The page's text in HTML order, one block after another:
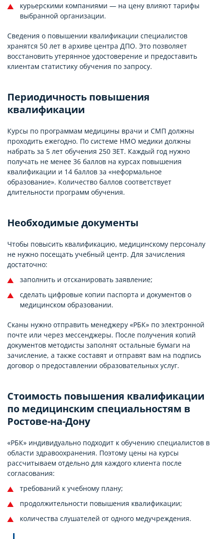
курьерскими компаниями — на цену влияют тарифы
выбранной организации.
Сведения о повышении квалификации специалистов
хранятся 50 лет в архиве центра ДПО. Это позволяет
восстановить утерянное удостоверение и предоставить
клиентам статистику обучения по запросу.
Периодичность повышения
квалификации
Курсы по программам медицины врачи и СМП должны
проходить ежегодно. По системе НМО медики должны
набрать за 5 лет обучения 250 ЗЕТ. Каждый год нужно
получать не менее 36 баллов на курсах повышения
квалификации и 14 баллов за «неформальное
образование». Количество баллов соответствует
длительности программ обучения.
Необходимые документы
Чтобы повысить квалификацию, медицинскому персоналу
не нужно посещать учебный центр. Для зачисления
достаточно:
заполнить и отсканировать заявление;
сделать цифровые копии паспорта и документов о
медицинском образовании.
Сканы нужно отправить менеджеру «РБК» по электронной
почте или через мессенджеры. После получения копий
документов методисты заполнят остальные бумаги на
зачисление, а также составят и отправят вам на подпись
договор о предоставлении образовательных услуг.
Стоимость повышения квалификации
по медицинским специальностям в
Ростове-на-Дону
«РБК» индивидуально подходит к обучению специалистов в
области здравоохранения. Поэтому цены на курсы
рассчитываем отдельно для каждого клиента после
согласования:
требований к учебному плану;
продолжительности повышения квалификации;
количества слушателей от одного медучреждения.